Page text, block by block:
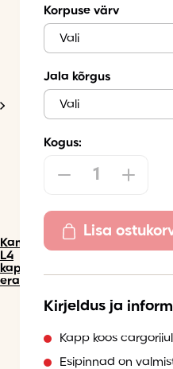
Kammono
L4
kapid
eraldi
Korpuse värv
Jala kõrgus
Kogus:
Lisa
Kirjeldus ja
Kapp koos
Esipinnad on